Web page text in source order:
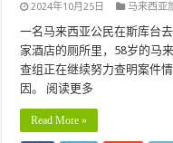
2024年10月25日 马来西亚
一名马来西亚公民在斯库台
家酒店的厕所里，58岁的马
查组正在继续努力查明案件
因。 阅读更多
Read More »